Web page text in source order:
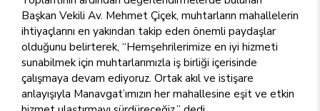
Başkan Vekili Av. Mehmet Çiçek, muhtarların mahallelerin
ihtiyaçlarını en yakından takip eden önemli paydaşlar
olduğunu belirterek, “Hemşehrilerimize en iyi hizmeti
sunabilmek için muhtarlarımızla iş birliği içerisinde
çalışmaya devam ediyoruz. Ortak akıl ve istişare
anlayışıyla Manavgat’ımızın her mahallesine eşit ve etkin